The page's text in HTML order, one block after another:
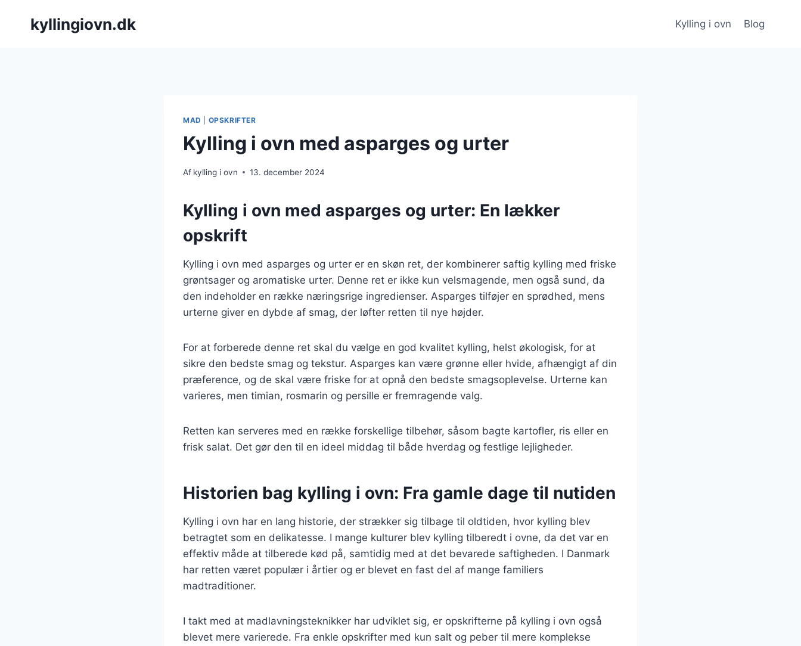
kyllingiovn.dk Kylling i ovn Blog
MAD OPSKRIFTER
Kylling i ovn med asparges og urter
Af kylling i ovn 13. december 2024
Kylling i ovn med asparges og urter: En lækker
opskrift
Kylling i ovn med asparges og urter er en skøn ret, der kombinerer saftig kylling med friske
grøntsager og aromatiske urter. Denne ret er ikke kun velsmagende, men også sund, da
den indeholder en række næringsrige ingredienser. Asparges tilføjer en sprødhed, mens
urterne giver en dybde af smag, der løfter retten til nye højder.
For at forberede denne ret skal du vælge en god kvalitet kylling, helst økologisk, for at
sikre den bedste smag og tekstur. Asparges kan være grønne eller hvide, afhængigt af din
præference, og de skal være friske for at opnå den bedste smagsoplevelse. Urterne kan
varieres, men timian, rosmarin og persille er fremragende valg.
Retten kan serveres med en række forskellige tilbehør, såsom bagte kartofler, ris eller en
frisk salat. Det gør den til en ideel middag til både hverdag og festlige lejligheder.
Historien bag kylling i ovn: Fra gamle dage til nutiden
Kylling i ovn har en lang historie, der strækker sig tilbage til oldtiden, hvor kylling blev
betragtet som en delikatesse. I mange kulturer blev kylling tilberedt i ovne, da det var en
effektiv måde at tilberede kød på, samtidig med at det bevarede saftigheden. I Danmark
har retten været populær i årtier og er blevet en fast del af mange familiers
madtraditioner.
I takt med at madlavningsteknikker har udviklet sig, er opskrifterne på kylling i ovn også
blevet mere varierede. Fra enkle opskrifter med kun salt og peber til mere komplekse